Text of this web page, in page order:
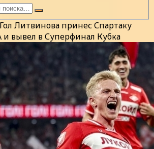
Гол Литвинова принес Спартаку
вывел в Суперфинал Кубка